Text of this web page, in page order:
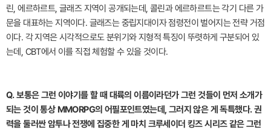
린, 에르하르트, 글래즈 지역이 공개되는데, 콜린과 에르하르트는 각기 다른 가
문을 대표하는 지역이다. 글래즈는 중립지대이자 점령전이 벌어지는 전략 거점
이다. 각 지역은 시각적으로도 분위기와 지형적 특징이 뚜렷하게 구분되어 있
는데, CBT에서 이를 직접 체험할 수 있을 것이다.
Q. 보통은 그런 이야기를 할 때 대륙의 이름이라던가 그런 것들이 먼저 소개가
되는 것이 통상 MMORPG의 어필포인트였는데, 그러지 않은 게 독특했다. 권
력을 둘러싼 암투나 전쟁에 집중한 게 마치 크루세이더 킹즈 시리즈 같은 그런